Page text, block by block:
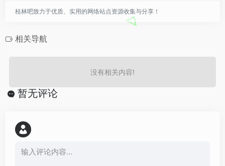
桂林吧致力于优质、实用的网络站点资源收集与分享！
相关导航
没有相关内容!
暂无评论